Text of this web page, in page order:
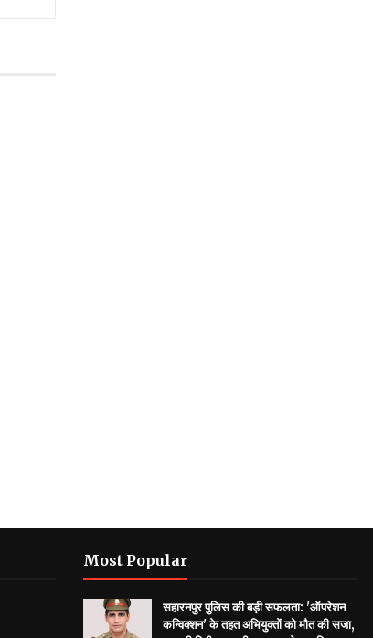
Most Popular
सहारनपुर पुलिस की बड़ी सफलता: 'ऑपरेशन
कन्विक्शन' के तहत अभियुक्तों को मौत की सजा,